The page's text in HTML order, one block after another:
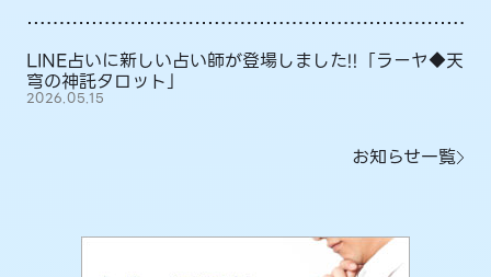
LINE占いに新しい占い師が登場しました!!「ラーヤ◆天
穹の神託タロット」
2026.05.15
お知らせ一覧